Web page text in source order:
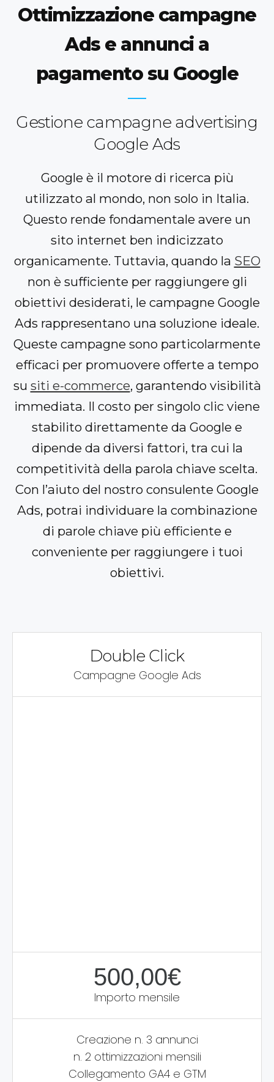
Ottimizzazione campagne
Ads eannunci a
pagamento su Google
Gestione campagne advertising
Google Ads
Google è il motore di ricerca più
utilizzato al mondo, non solo in Italia.
Questo rende fondamentale avere un
sito internet ben indicizzato
organicamente. Tuttavia, quando la SEO
non è sufficiente per raggiungere gli
obiettivi desiderati, le campagne Google
Ads rappresentano una soluzione ideale.
Queste campagne sono particolarmente
efficaci per promuovere offerte a tempo
su siti e-commerce, garantendo visibilità
immediata. Il costo per singolo clic viene
stabilito direttamente da Google e
dipende da diversi fattori, tra cui la
competitività della parola chiave scelta.
Con l’aiuto del nostro consulente Google
Ads, potrai individuare la combinazione
di parole chiave più efficiente e
conveniente per raggiungere i tuoi
obiettivi.
Double Click
Campagne Google Ads
500,00€
Importo mensile
Creazione n. 3 annunci
n. 2 ottimizzazioni mensili
Collegamento GA4 e GTM